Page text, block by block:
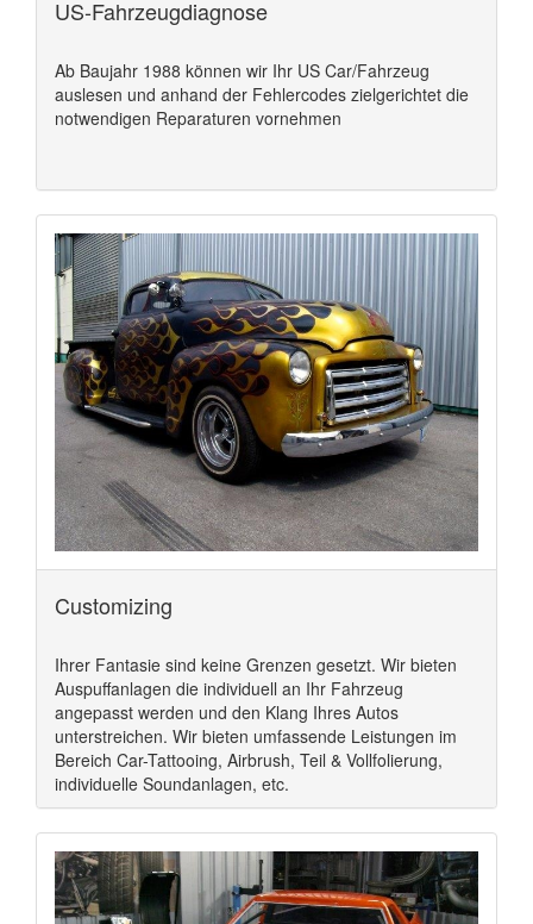
US-Fahrzeugdiagnose
Ab Baujahr 1988 können wir Ihr US Car/Fahrzeug
auslesen und anhand der Fehlercodes zielgerichtet die
notwendigen Reparaturen vornehmen
Customizing
Ihrer Fantasie sind keine Grenzen gesetzt. Wir bieten
Auspuffanlagen die individuell an Ihr Fahrzeug
angepasst werden und den Klang Ihres Autos
unterstreichen. Wir bieten umfassende Leistungen im
Bereich Car-Tattooing, Airbrush, Teil & Vollfolierung,
individuelle Soundanlagen, etc.